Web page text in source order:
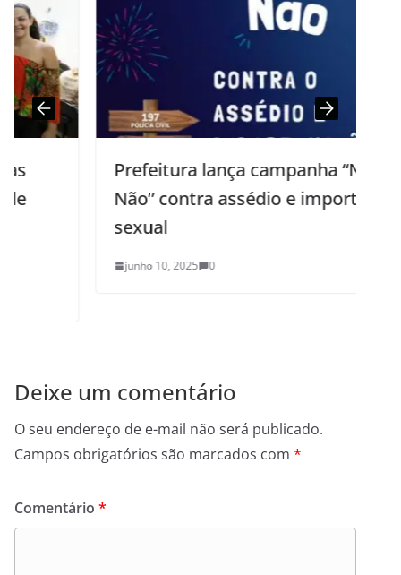
Prefeitura lança campanha “Não é
Não” contra assédio e importunação
junho 10, 2025 0
Deixe um comentário
O seu endereço de e-mail não será publicado.
Campos obrigatórios são marcados com *
Comentário *